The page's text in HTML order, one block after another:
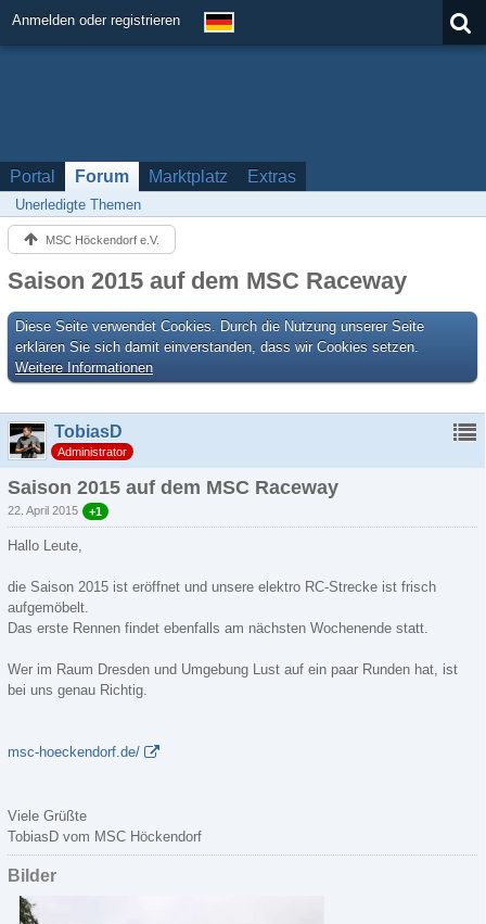
Anmelden oder registrieren
Portal Forum Marktplatz Extras
Unerledigte Themen
MSC Höckendorf e.V.
Saison 2015 auf dem MSC Raceway
Diese Seite verwendet Cookies. Durch die Nutzung unserer Seite
erklären Sie sich damit einverstanden, dass wir Cookies setzen.
Weitere Informationen
TobiasD
Administrator
Saison 2015 auf dem MSC Raceway
22. April 2015 +1
Hallo Leute,
die Saison 2015 ist eröffnet und unsere elektro RC-Strecke ist frisch
aufgemöbelt.
Das erste Rennen findet ebenfalls am nächsten Wochenende statt.
Wer im Raum Dresden und Umgebung Lust auf ein paar Runden hat, ist
bei uns genau Richtig.
msc-hoeckendorf.de/
Viele Grüßte
TobiasD vom MSC Höckendorf
Bilder